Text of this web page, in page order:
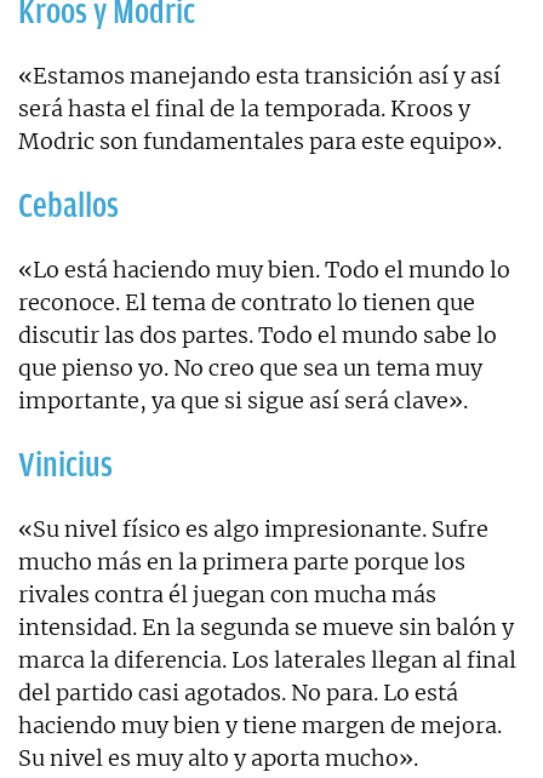
Kroos y Modric
«Estamos manejando esta transición así y así
será hasta el final de la temporada. Kroos y
Modric son fundamentales para este equipo».
Ceballos
«Lo está haciendo muy bien. Todo el mundo lo
reconoce. El tema de contrato lo tienen que
discutir las dos partes. Todo el mundo sabe lo
que pienso yo. No creo que sea un tema muy
importante, ya que si sigue así será clave».
Vinicius
«Su nivel físico es algo impresionante. Sufre
mucho más en la primera parte porque los
rivales contra él juegan con mucha más
intensidad. En la segunda se mueve sin balón y
marca la diferencia. Los laterales llegan al final
del partido casi agotados. No para. Lo está
haciendo muy bien y tiene margen de mejora.
Su nivel es muy alto y aporta mucho».